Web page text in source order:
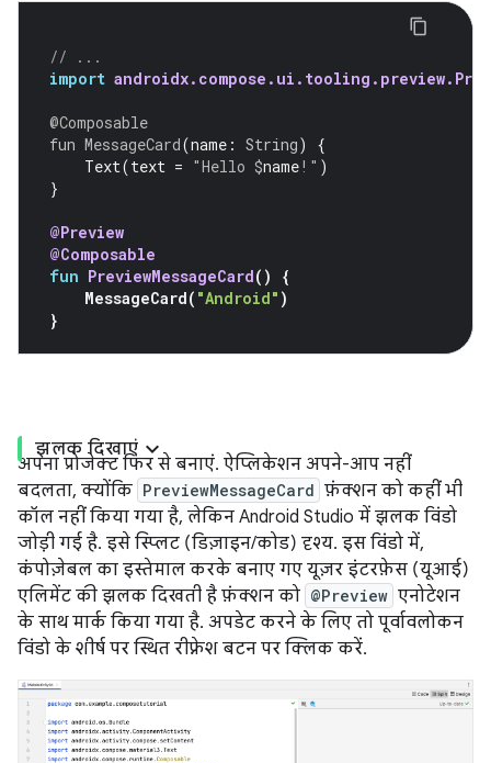
// ...
import
@Composable
fun MessageCard(name : String)
{
Text(text = "Hello $name!" )
}
@Preview
@Composable
fun PreviewMessageCard()
{
MessageCard( "Android" )
}
झलक दिखाएं
अपना प्रोजेक्ट फिर से बनाएं. ऐप्लिकेशन अपने-आप नहीं
बदलता, क्योंकि PreviewMessageCard फ़ंक्शन को कहीं भी
कॉल नहीं किया गया है, लेकिन Android Studio में झलक विंडो
जोड़ी गई है. इसे स्प्लिट (डिज़ाइन/कोड) दृश्य. इस विंडो में,
कंपोज़ेबल का इस्तेमाल करके बनाए गए यूज़र इंटरफ़ेस (यूआई)
एलिमेंट की झलक दिखती है फ़ंक्शन को @Preview एनोटेशन
के साथ मार्क किया गया है. अपडेट करने के लिए तो पूर्वावलोकन
विंडो के शीर्ष पर स्थित रीफ़्रेश बटन पर क्लिक करें.